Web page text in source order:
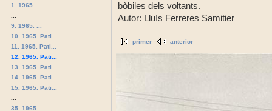
1. 1965. ...
9. 1965. ...
10. 1965. Pati...
11. 1965. Pati...
12. 1965. Pati...
13. 1965. Pati...
14. 1965. Pati...
15. 1965. Pati...
35. 1965....
bòbiles dels voltants.
Autor: Lluís Ferreres Samitier
primer anterior